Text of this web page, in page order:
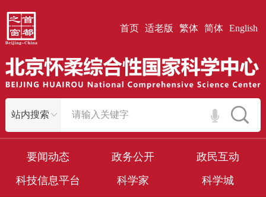
首页 适老版 繁体 简体 English
要闻动态 政务公开
政民互动
科技信息平台
科学家 科学城